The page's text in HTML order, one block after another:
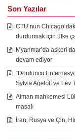
Son Yazılar
CTU’nun
durdurmak için ülke
Myanmar’da askeri
devam ediyor
“Dördüncü
Sylvia Ageloff ve Lev
Alman mahkemesi
masalı
İran, Rusya ve Çin,